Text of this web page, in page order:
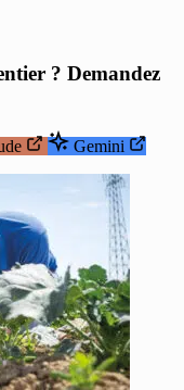
? Demandez
Gemini